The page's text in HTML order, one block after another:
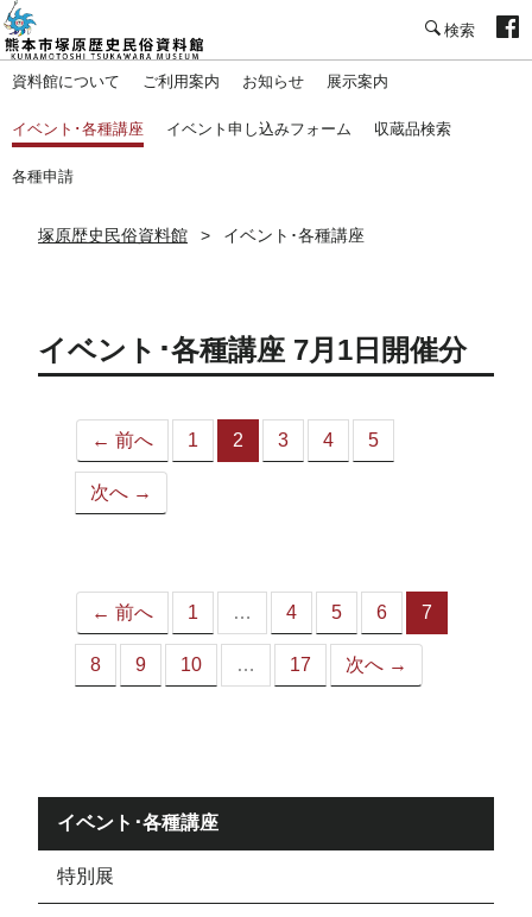
資料館について ご利用案内 お知らせ 展示案内
イベント･各種講座 イベント申し込みフォーム 収蔵品検索
各種申請
塚原歴史民俗資料館 イベント･各種講座
イベント･各種講座 7月1日開催分
← 前へ 1 2
（こ
3 4 5
次へ →
← 前へ 1 … 4 5 6 7
8 9 10 … 17 次へ →
イベント･各種講座
特別展